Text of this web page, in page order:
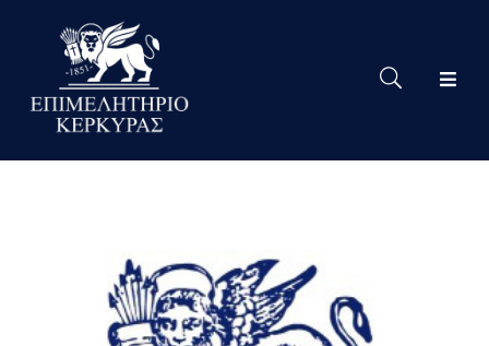
Το
Eπιμελητήριο